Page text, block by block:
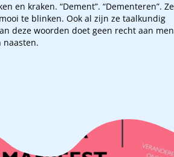
en kraken. “Dement”. “Dementeren”. Ze
te blinken. Ook al zijn ze taalkundig
deze woorden doet geen recht aan
naasten.